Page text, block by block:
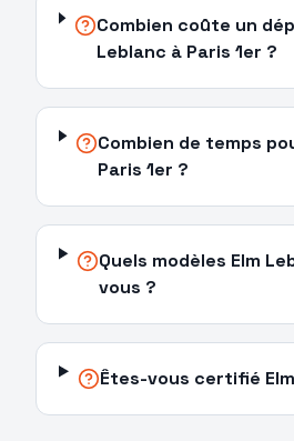
Combien coûte un
Leblanc à Paris 1er ?
Combien de temps
Paris 1er ?
Quels modèles Elm
vous ?
Êtes-vous certifié